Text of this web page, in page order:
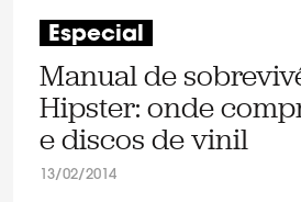
Especial
Manual de
Hipster: onde
e discos de vinil
13/02/2014